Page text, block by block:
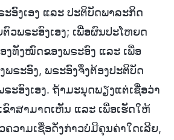
ອົງເອງ ແລະ ປະຕິບັດພາລະກິດ
ວພຣະອົງເອງ; ເພື່ອຜົນປະໂຫຍດ
ທັງໝົດຂອງພຣະອົງ ແລະ ເພື່ອ
ຣະອົງ, ພຣະອົງຈຶ່ງຕ້ອງປະຕິບັດ
ະອົງເອງ. ຖ້າມະນຸດພຽງແຕ່ເຊື່ອວ່າ
ຂົາສາມາດເຫັນ ແລະ ເພື່ອເຮັດໃຫ້
ວາມເຊື່ອດັ່ງກ່າວບໍ່ມີຄຸນຄ່າໃດເລີຍ,